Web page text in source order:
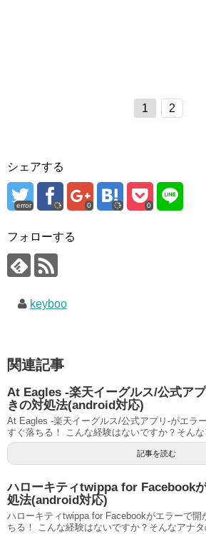
1 2
シェアする
error 0 0
フォローする
keyboo
関連記事
At Eagles ‐楽天イーグルス/公式ア
きの対処法(android対応)
At Eagles ‐楽天イーグルス/公式アプリ-がエラ
すぐ落ちる！ こんな経験はないですか？そんな
記事を読む
ハローキティtwippa for Facebook
処法(android対応)
ハローキティtwippa for Facebookがエラーで開
ちる！ こんな経験はないですか？そんなアナタ